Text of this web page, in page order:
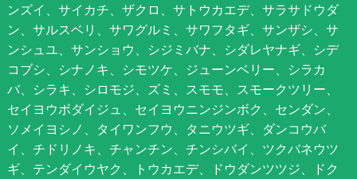
ンズイ、サイカチ、ザクロ、サトウカエデ、サラサドウダ
ン、サルスベリ、サワグルミ、サワフタギ、サンザシ、サ
ンシュユ、サンショウ、シジミバナ、シダレヤナギ、シデ
コブシ、シナノキ、シモツケ、ジューンベリー、シラカ
バ、シラキ、シロモジ、ズミ、スモモ、スモークツリー、
セイヨウボダイジュ、セイヨウニンジンボク、センダン、
ソメイヨシノ、タイワンフウ、タニウツギ、ダンコウバ
イ、チドリノキ、チャンチン、チンシバイ、ツクバネウツ
ギ、テンダイウヤク、トウカエデ、ドウダンツツジ、ドク